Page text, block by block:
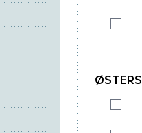
ØSTERS